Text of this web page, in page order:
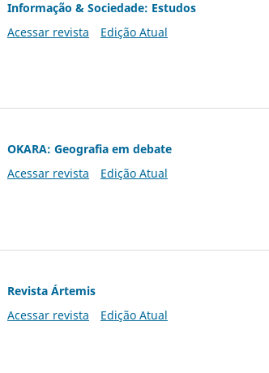
Informação & Sociedade: Estudos
Acessar revista
Edição Atual
OKARA: Geografia em debate
Acessar revista
Edição Atual
Revista Ártemis
Acessar revista
Edição Atual